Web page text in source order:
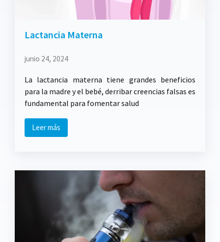
Lactancia Materna
junio 24, 2024
La lactancia materna tiene grandes beneficios
para la madre y el bebé, derribar creencias falsas es
fundamental para fomentar salud
Leer más